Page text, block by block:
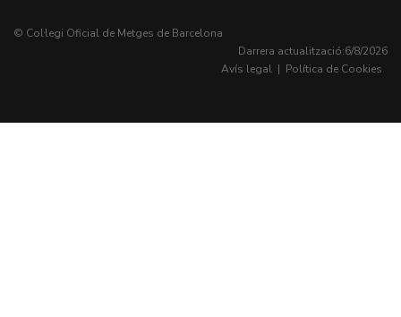
© Col·legi Oficial de Metges de Barcelona
Darrera actualització:6/8/2026
Avís legal | Política de Cookies